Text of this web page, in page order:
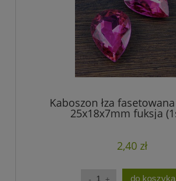
Kaboszon łza fasetowana
25x18x7mm fuksja
2,40 zł
do koszyka